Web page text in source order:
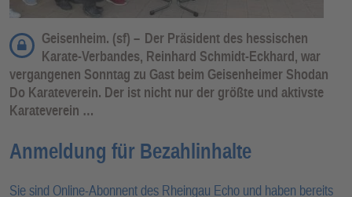
Geisenheim. (sf) – Der Präsident des hessischen
Karate-Verbandes, Reinhard Schmidt-Eckhard, war
vergangenen Sonntag zu Gast beim Geisenheimer Shodan
Do Karateverein. Der ist nicht nur der größte und aktivste
Karateverein …
Anmeldung für Bezahlinhalte
Sie sind Online-Abonnent des Rheingau Echo und haben bereits